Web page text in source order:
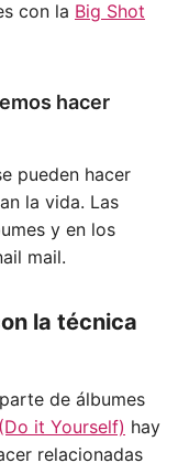
con la Big Shot
hacer
pueden hacer
la vida. Las
y en los
mail.
la técnica
de álbumes
it Yourself) hay
relacionadas